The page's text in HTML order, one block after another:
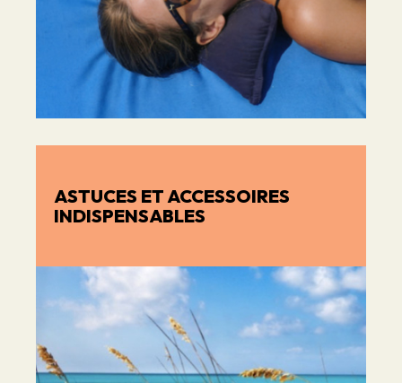
ASTUCES ET ACCESSOIRES
INDISPENSABLES